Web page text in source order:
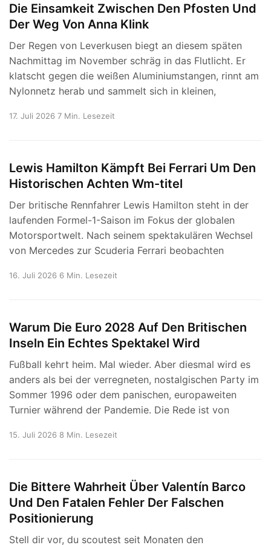
Die Einsamkeit Zwischen Den Pfosten Und
Der Weg Von Anna Klink
Der Regen von Leverkusen biegt an diesem späten
Nachmittag im November schräg in das Flutlicht. Er
klatscht gegen die weißen Aluminiumstangen, rinnt am
Nylonnetz herab und sammelt sich in kleinen,
17. Juli 2026 7 Min. Lesezeit
Lewis Hamilton Kämpft Bei Ferrari Um Den
Historischen Achten Wm-titel
Der britische Rennfahrer Lewis Hamilton steht in der
laufenden Formel-1-Saison im Fokus der globalen
Motorsportwelt. Nach seinem spektakulären Wechsel
von Mercedes zur Scuderia Ferrari beobachten
16. Juli 2026 6 Min. Lesezeit
Warum Die Euro 2028 Auf Den Britischen
Inseln Ein Echtes Spektakel Wird
Fußball kehrt heim. Mal wieder. Aber diesmal wird es
anders als bei der verregneten, nostalgischen Party im
Sommer 1996 oder dem panischen, europaweiten
Turnier während der Pandemie. Die Rede ist von
15. Juli 2026 8 Min. Lesezeit
Die Bittere Wahrheit Über Valentín Barco
Und Den Fatalen Fehler Der Falschen
Positionierung
Stell dir vor, du scoutest seit Monaten den